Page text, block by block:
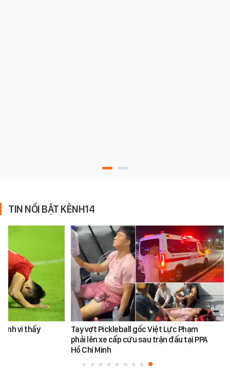
TIN NỔI BẬT KÊNH14
vì thấy
Tay vợt Pickleball gốc Việt Lực Phạm
phải lên xe cấp cứu sau trận đấu tại PPA
Hồ Chí Minh